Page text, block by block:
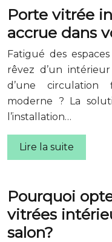
Porte vitrée
accrue dans
Fatigué des
rêvez d’un
d’une circulation
moderne ? La
l’installation…
Lire la suite
Pourquoi
vitrées
salon?